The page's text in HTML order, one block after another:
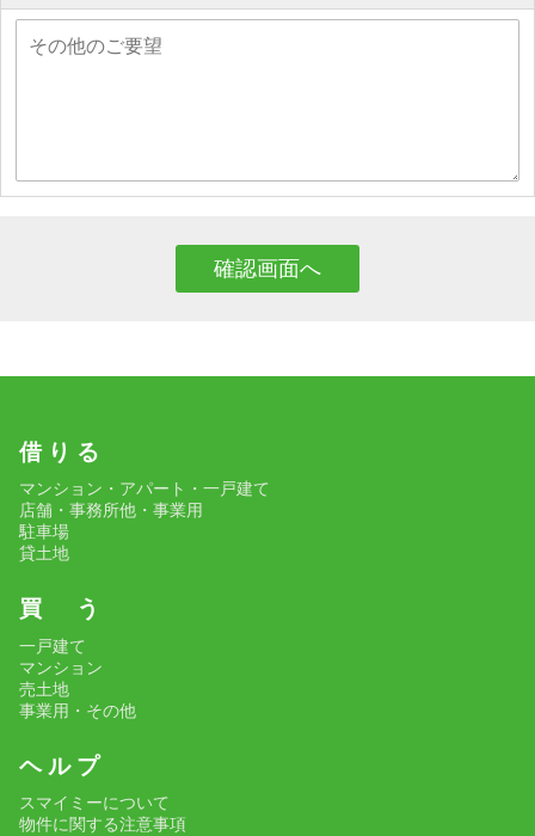
借 り る
マンション・アパート・一戸建て
店舗・事務所他・事業用
駐車場
貸土地
買 う
一戸建て
マンション
売土地
事業用・その他
ヘ ル プ
スマイミーについて
物件に関する注意事項